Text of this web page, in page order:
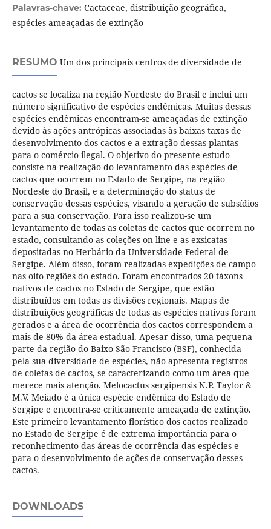
Palavras-chave: Cactaceae, distribuição geográfica,
espécies ameaçadas de extinção
RESUMO Um dos principais centros de diversidade de
cactos se localiza na região Nordeste do Brasil e inclui um
número significativo de espécies endêmicas. Muitas dessas
espécies endêmicas encontram-se ameaçadas de extinção
devido às ações antrópicas associadas às baixas taxas de
desenvolvimento dos cactos e a extração dessas plantas
para o comércio ilegal. O objetivo do presente estudo
consiste na realização do levantamento das espécies de
cactos que ocorrem no Estado de Sergipe, na região
Nordeste do Brasil, e a determinação do status de
conservação dessas espécies, visando a geração de subsídios
para a sua conservação. Para isso realizou-se um
levantamento de todas as coletas de cactos que ocorrem no
estado, consultando as coleções on line e as exsicatas
depositadas no Herbário da Universidade Federal de
Sergipe. Além disso, foram realizadas expedições de campo
nas oito regiões do estado. Foram encontrados 20 táxons
nativos de cactos no Estado de Sergipe, que estão
distribuídos em todas as divisões regionais. Mapas de
distribuições geográficas de todas as espécies nativas foram
gerados e a área de ocorrência dos cactos correspondem a
mais de 80% da área estadual. Apesar disso, uma pequena
parte da região do Baixo São Francisco (BSF), conhecida
pela sua diversidade de espécies, não apresenta registros
de coletas de cactos, se caracterizando como um área que
merece mais atenção. Melocactus sergipensis N.P. Taylor &
M.V. Meiado é a única espécie endêmica do Estado de
Sergipe e encontra-se criticamente ameaçada de extinção.
Este primeiro levantamento florístico dos cactos realizado
no Estado de Sergipe é de extrema importância para o
reconhecimento das áreas de ocorrência das espécies e
para o desenvolvimento de ações de conservação desses
cactos.
DOWNLOADS